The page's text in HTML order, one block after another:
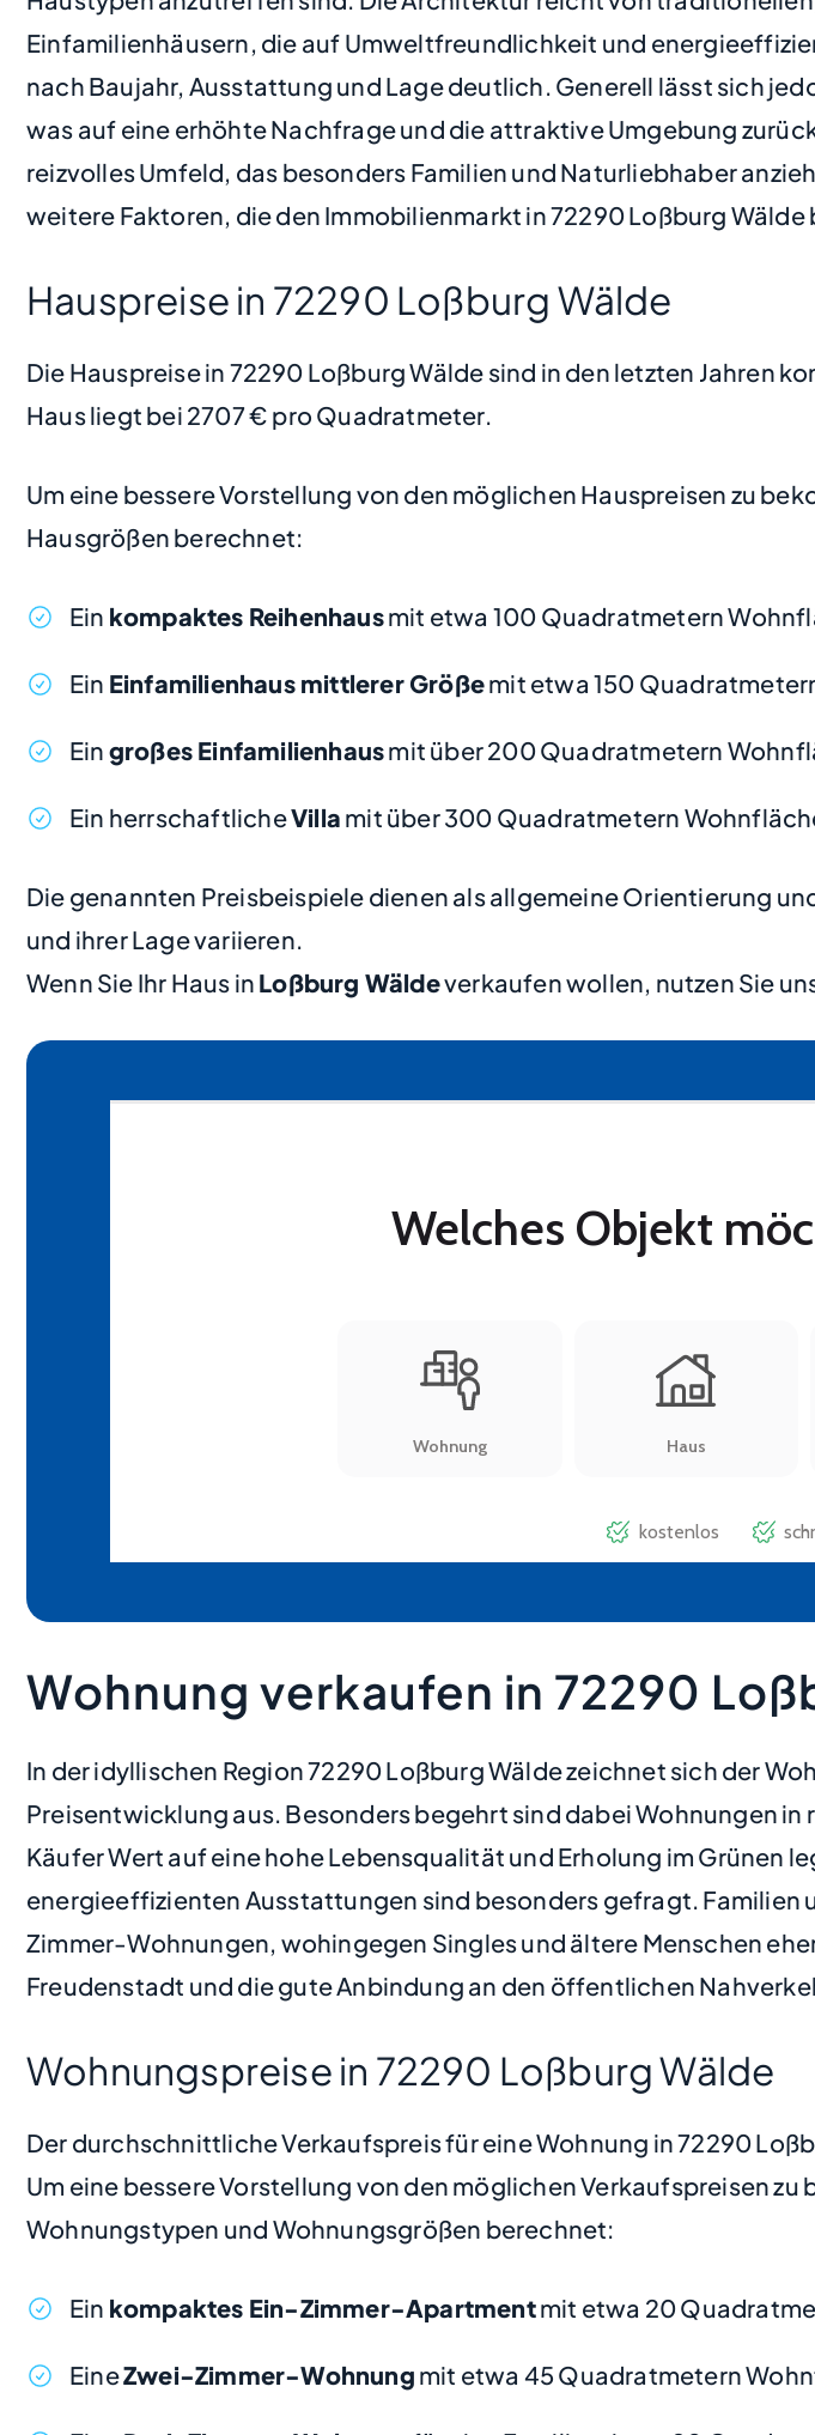
Einfamilienhäusern, die auf Umweltfreundlichkeit und
nach Baujahr, Ausstattung und Lage deutlich. Generell lässt sich
was auf eine erhöhte Nachfrage und die attraktive Umgebung
reizvolles Umfeld, das besonders Familien und Naturliebhaber
weitere Faktoren, die den Immobilienmarkt in 72290 Loßburg Wälde
Hauspreise in 72290 Loßburg Wälde
Die Hauspreise in 72290 Loßburg Wälde sind in den letzten Jahren
Haus liegt bei 2707 € pro Quadratmeter.
Um eine bessere Vorstellung von den möglichen Hauspreisen zu
Hausgrößen berechnet:
Ein kompaktes Reihenhausmit etwa 100 Quadratmetern
Ein Einfamilienhaus mittlerer Größemit etwa 150
Ein großes Einfamilienhausmit über 200 Quadratmetern
Ein herrschaftlicheVilla mit über 300 Quadratmetern
Die genannten Preisbeispiele dienen als allgemeine Orientierung
und ihrer Lage variieren.
Wenn Sie Ihr Haus in Loßburg Wäldeverkaufen wollen, nutzen Sie
Wohnung verkaufen in 72290
In der idyllischen Region 72290 Loßburg Wälde zeichnet sich der
Preisentwicklung aus. Besonders begehrt sind dabei Wohnungen
Käufer Wert auf eine hohe Lebensqualität und Erholung im Grünen
energieeffizienten Ausstattungen sind besonders gefragt. Familien
Zimmer-Wohnungen, wohingegen Singles und ältere Menschen
Freudenstadt und die gute Anbindung an den öffentlichen
Wohnungspreise in 72290 Loßburg Wälde
Der durchschnittliche Verkaufspreis für eine Wohnung in 72290
Um eine bessere Vorstellung von den möglichen Verkaufspreisen
Wohnungstypen und Wohnungsgrößen berechnet:
Ein kompaktes Ein-Zimmer-Apartmentmit etwa 20
EineZwei-Zimmer-Wohnung mit etwa 45 Quadratmetern